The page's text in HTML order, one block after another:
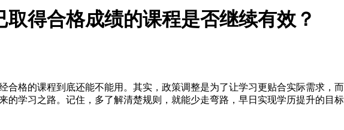
得合格成绩的课程是否继续有效？
格的课程到底还能不能用。其实，政策调整是为了让学习更贴合实际需求，
学习之路。记住，多了解清楚规则，就能少走弯路，早日实现学历提升的目标